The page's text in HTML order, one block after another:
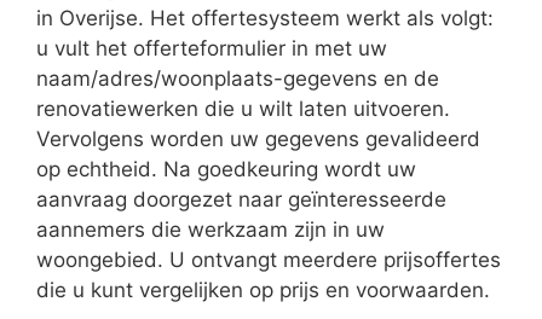
in Overijse. Het offertesysteem werkt als volgt:
u vult het offerteformulier in met uw
naam/adres/woonplaats-gegevens en de
renovatiewerken die u wilt laten uitvoeren.
Vervolgens worden uw gegevens gevalideerd
op echtheid. Na goedkeuring wordt uw
aanvraag doorgezet naar geïnteresseerde
aannemers die werkzaam zijn in uw
woongebied. U ontvangt meerdere prijsoffertes
die u kunt vergelijken op prijs en voorwaarden.